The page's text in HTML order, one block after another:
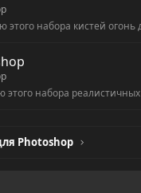
набора кистей огонь
набора
Photoshop